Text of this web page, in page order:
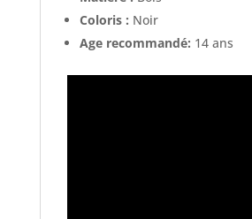
Coloris : Noir
Age recommandé: 14 ans